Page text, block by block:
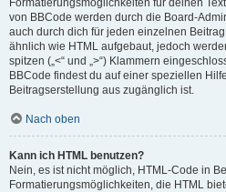
Formatierungsmöglichkeiten für deinen
von BBCode werden durch die Board-
auch durch dich für jeden einzelnen
ähnlich wie HTML aufgebaut, jedoch
spitzen („<“ und „>“) Klammern
BBCode findest du auf einer speziellen
Beitragserstellung aus zugänglich ist.
Nach oben
Kann ich HTML benutzen?
Nein, es ist nicht möglich, HTML-Code in
Formatierungsmöglichkeiten, die HTML